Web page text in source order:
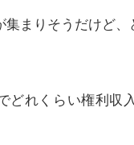
まりそうだけど
どれくらい権利収